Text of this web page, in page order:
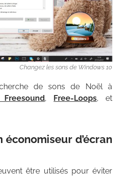
Changez les sons de Windows 10
de sons de Noël à
, Free-Loops, et
d’écran
être utilisés pour éviter